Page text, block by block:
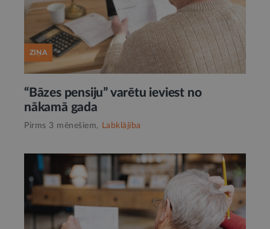
ZIŅA
“Bāzes pensiju” varētu ieviest no
nākamā gada
Pirms 3 mēnešiem, Labklājība